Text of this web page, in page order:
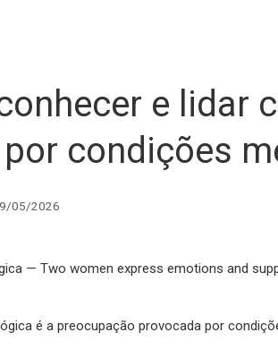
e lidar
condições
05/2026
é a preocupação provocada por